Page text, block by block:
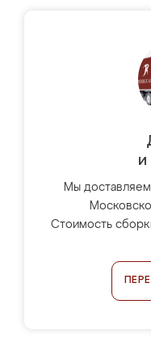
и
Мы
Стоимость